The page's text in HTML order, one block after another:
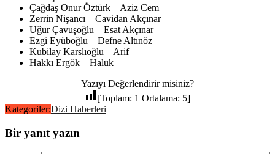
Çağdaş Onur Öztürk – Aziz Cem
Zerrin Nişancı – Cavidan Akçınar
Uğur Çavuşoğlu – Esat Akçınar
Ezgi Eyüboğlu – Defne Altınöz
Kubilay Karslıoğlu – Arif
Hakkı Ergök – Haluk
Yazıyı Değerlendirir misiniz?
[Toplam: 1 Ortalama: 5]
Kategoriler:Dizi Haberleri
Bir yanıt yazın